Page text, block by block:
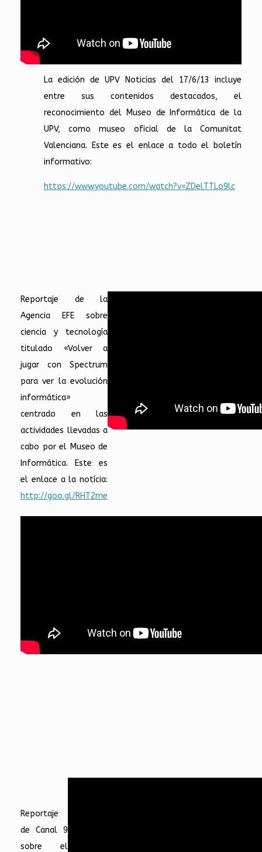
La edición de UPV Noticias del 17/6/13 incluye
entre sus contenidos destacados, el
reconocimiento del Museo de Informática de la
UPV, como museo oficial de la Comunitat
Valenciana. Este es el enlace a todo el boletín
informativo:
https://www.youtube.com/watch?v=ZDelTTLo9lc
Reportaje de la
Agencia EFE sobre
ciencia y tecnología
titulado «Volver a
jugar con Spectrum
para ver la evolución
informática»
centrado en las
actividades llevadas a
cabo por el Museo de
Informática. Este es
el enlace a la notícia:
http://goo.gl/RHT2me
Reportaje
de Canal 9
sobre el